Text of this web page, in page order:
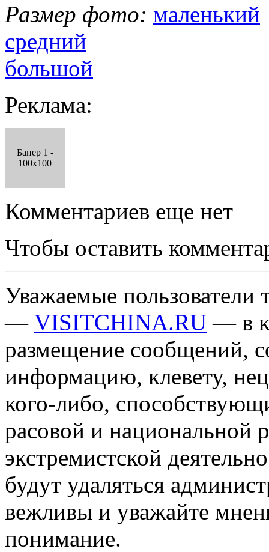
Размер фото: маленький
средний
большой
Реклама:
Банер 1 -
100x100
Комментариев еще нет
Чтобы оставить
Уважаемые пользователи
— VISITCHINA.RU — в
размещение сообщений,
информацию, клевету,
кого-либо,
расовой и национальной
экстремистской
будут удаляться
вежливы и уважайте
понимание.